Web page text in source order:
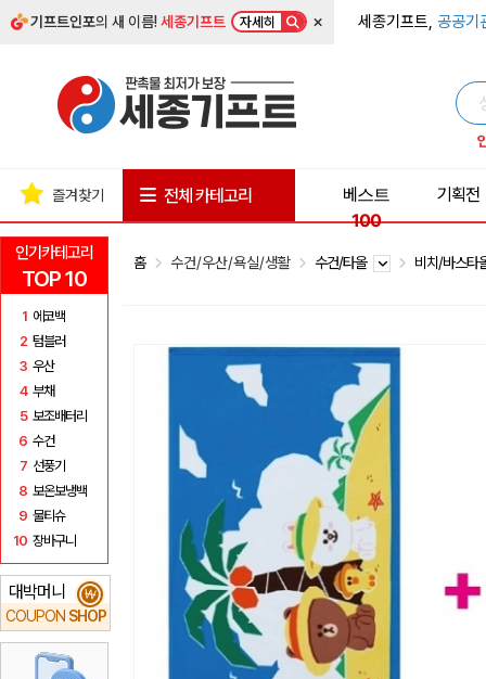
기프트인포의 새 이름!세종기프트 자세히 × 세종기프트, 공공기
인기카테고리
TOP 10
1 에코백
2 텀블러
3 우산
4 부채
5 보조배터리
6 수건
7 선풍기
8 보온보냉백
9 물티슈
10 장바구니
대박머니
COUPON SHOP
₩
즐겨찾기 전체 카테고리
베스트
100
기획전
홈 수건/우산/욕실/생활 수건/타올 비치/바스